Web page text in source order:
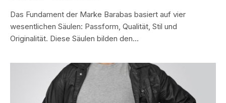
Das Fundament der Marke Barabas basiert auf vier
wesentlichen Säulen: Passform, Qualität, Stil und
Originalität. Diese Säulen bilden den…